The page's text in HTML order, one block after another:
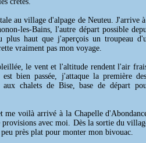
au village d'alpage de Neuteu. J'arrive
les-Bains, l'autre départ possible
plus haut que j'aperçois un troupeau
vraiment pas mon voyage.
le vent et l'altitude rendent l'air
bien passée, j'attaque la première
aux chalets de Bise, base de départ
me voilà arrivé à la Chapelle
avec moi. Dès la sortie du
près plat pour monter mon bivouac.